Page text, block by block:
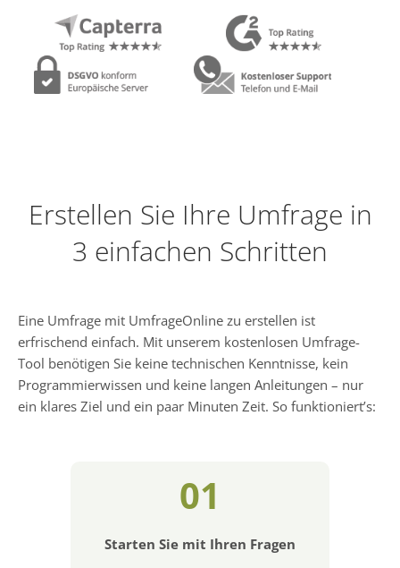
Erstellen Sie Ihre Umfrage in
3 einfachen Schritten
Eine Umfrage mit UmfrageOnline zu erstellen ist
erfrischend einfach. Mit unserem kostenlosen Umfrage-
Tool benötigen Sie keine technischen Kenntnisse, kein
Programmierwissen und keine langen Anleitungen – nur
ein klares Ziel und ein paar Minuten Zeit. So funktioniert’s:
01
Starten Sie mit Ihren Fragen